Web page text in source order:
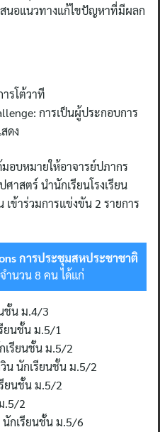
นอแนวทางแก้ไขปัญหาที่มีผลก
รโต้วาที
การเป็นผู้ประกอบการ
ดง
อบหมายให้อาจารย์ปภากร
าสตร์ นำนักเรียนโรงเรียน
ข้าร่วมการแข่งขัน 2 รายการ
การประชุมสหประชาชาติ
จำนวน 8 คน ได้แก่
เรียนชั้น ม.4/3
รียนชั้น ม.5/1
เรียนชั้น ม.5/2
นักเรียนชั้น ม.5/2
ยนชั้น ม.5/2
.5/2
กเรียนชั้น ม.5/6